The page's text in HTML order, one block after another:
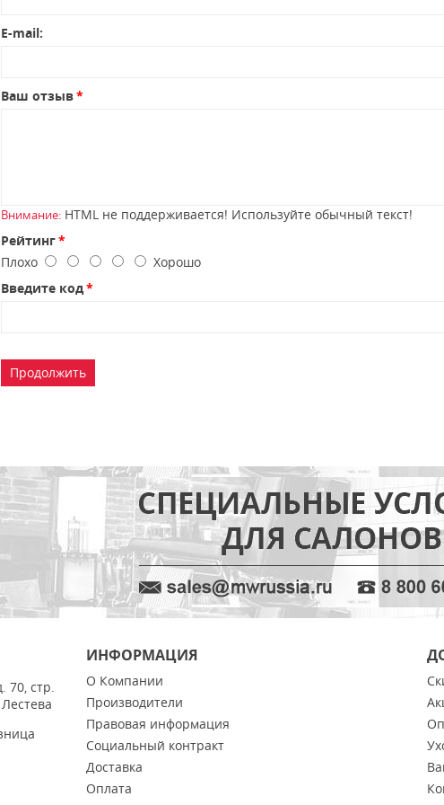
E-mail:
Ваш отзыв
Внимание: HTML не поддерживается! Используйте обычный текст!
Рейтинг
Плохо
Хорошо
Введите код
Продолжить
70, стр.
ИНФОРМАЦИЯ
О Компании
Производители
Правовая информация
Социальный контракт
Доставка
Оплата